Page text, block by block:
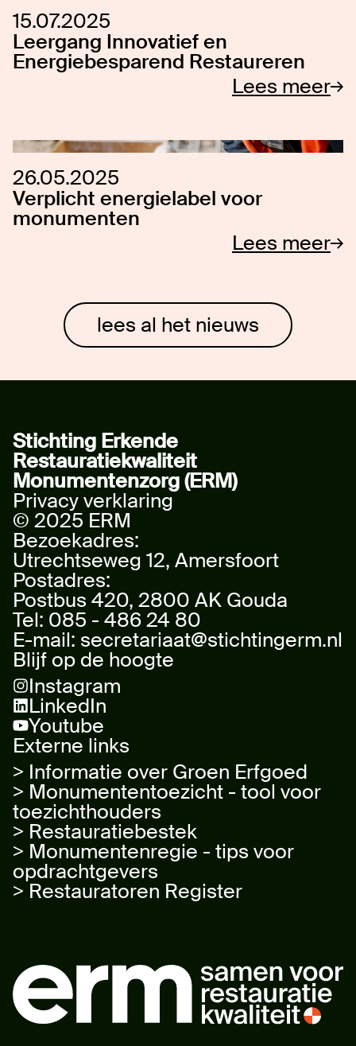
Leergang Innovatief en
Energiebesparend Restaureren
15.07.2025
Lees meer
Verplicht energielabel voor
monumenten
26.05.2025
Lees meer
lees al het nieuws
Stichting Erkende
Restauratiekwaliteit
Monumentenzorg (ERM)
Privacy verklaring
© 2025 ERM
Bezoekadres:
Utrechtseweg 12, Amersfoort
Postadres:
Postbus 420, 2800 AK Gouda
Tel: 085 - 486 24 80
E-mail: secretariaat@stichtingerm.nl
Blijf op de hoogte
Instagram
LinkedIn
Youtube
Externe links
> Informatie over Groen Erfgoed
> Monumententoezicht - tool voor
toezichthouders
> Restauratiebestek
> Monumentenregie - tips voor
opdrachtgevers
> Restauratoren Register